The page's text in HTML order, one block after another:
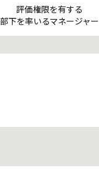
評価権限を有する
部下を率いるマネージャー